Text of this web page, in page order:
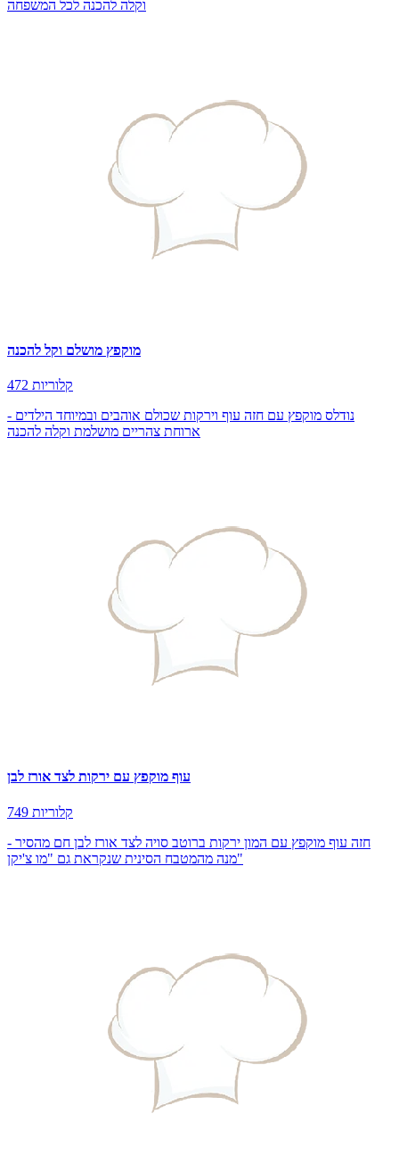
וקלה להכנה לכל המשפחה
מוקפץ מושלם וקל להכנה
472 קלוריות
נודלס מוקפץ עם חזה עוף וירקות שכולם אוהבים ובמיוחד הילדים -
ארוחת צהריים מושלמת וקלה להכנה
עוף מוקפץ עם ירקות לצד אורז לבן
749 קלוריות
חזה עוף מוקפץ עם המון ירקות ברוטב סויה לצד אורז לבן חם מהסיר -
מנה מהמטבח הסינית שנקראת גם "מו צ'יקן"